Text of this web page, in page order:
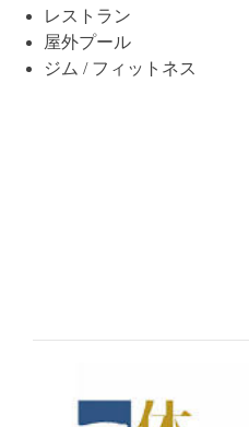
レストラン
屋外プール
ジム / フィットネス